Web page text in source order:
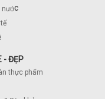
nước
- ĐẸP
thực phẩm